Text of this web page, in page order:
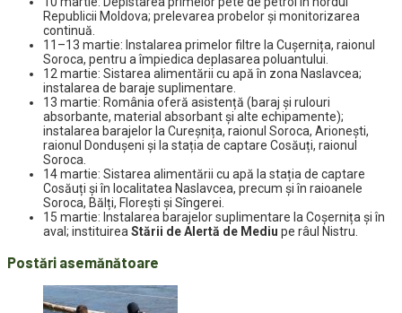
Republicii Moldova; prelevarea probelor și monitorizarea
continuă.
11–13 martie: Instalarea primelor filtre la Cușernița, raionul
Soroca, pentru a împiedica deplasarea poluantului.
12 martie: Sistarea alimentării cu apă în zona Naslavcea;
instalarea de baraje suplimentare.
13 martie: România oferă asistență (baraj și rulouri
absorbante, material absorbant și alte echipamente);
instalarea barajelor la Cureșnița, raionul Soroca, Arionești,
raionul Dondușeni și la stația de captare Cosăuți, raionul
Soroca.
14 martie: Sistarea alimentării cu apă la stația de captare
Cosăuți și în localitatea Naslavcea, precum și în raioanele
Soroca, Bălți, Florești și Sîngerei.
15 martie: Instalarea barajelor suplimentare la Coșernița și în
aval; instituireaStării de Alertă de Mediu pe râul Nistru.
Postări asemănătoare